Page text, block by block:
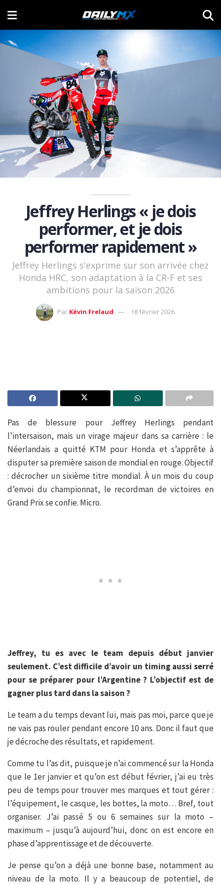
Jeffrey Herlings « je dois
performer, et je dois
performer rapidement »
Jeffrey Herlings s'exprime sur son arrivée chez
Honda HRC, son adaptation à la CR-F et ses
ambitions pour la saison 2026
Par Kévin Frelaud 18 février 2026
Pas de blessure pour Jeffrey Herlings pendant
l’intersaison, mais un virage majeur dans sa carrière : le
Néerlandais a quitté KTM pour Honda et s’apprête à
disputer sa première saison de mondial en rouge. Objectif
: décrocher un sixième titre mondial. À un mois du coup
d’envoi du championnat, le recordman de victoires en
Grand Prix se confie. Micro.
Jeffrey, tu es avec le team depuis début janvier
seulement. C’est difficile d’avoir un timing aussi serré
pour se préparer pour l’Argentine ? L’objectif est de
gagner plus tard dans la saison ?
Le team a du temps devant lui, mais pas moi, parce que je
ne vais pas rouler pendant encore 10 ans. Donc il faut que
je décroche des résultats, et rapidement.
Comme tu l’as dit, puisque je n’ai commencé sur la Honda
que le 1er janvier et qu’on est début février, j’ai eu très
peu de temps pour trouver mes marques et tout gérer :
l’équipement, le casque, les bottes, la moto… Bref, tout
organiser. J’ai passé 5 ou 6 semaines sur la moto –
maximum – jusqu’à aujourd’hui, donc on est encore en
phase d’apprentissage et de découverte.
Je pense qu’on a déjà une bonne base, notamment au
niveau de la moto. Il y a beaucoup de potentiel, de